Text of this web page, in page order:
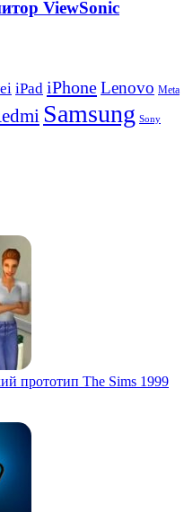
ViewSonic
iPad iPhoneLenovo Meta
Samsung Sony
прототип The Sims 1999